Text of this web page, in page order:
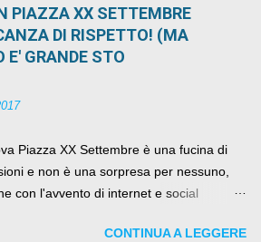
PIAZZA XX SETTEMBRE
DI RISPETTO! (MA
E' GRANDE STO
Piazza XX Settembre è una fucina di
e non è una sorpresa per nessuno,
con l'avvento di internet e social
anche traccia scritta nel web.
CONTINUA A LEGGERE